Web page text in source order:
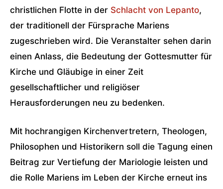
christlichen Flotte in der Schlacht von Lepanto,
der traditionell der Fürsprache Mariens
zugeschrieben wird. Die Veranstalter sehen darin
einen Anlass, die Bedeutung der Gottesmutter für
Kirche und Gläubige in einer Zeit
gesellschaftlicher und religiöser
Herausforderungen neu zu bedenken.
Mit hochrangigen Kirchenvertretern, Theologen,
Philosophen und Historikern soll die Tagung einen
Beitrag zur Vertiefung der Mariologie leisten und
die Rolle Mariens im Leben der Kirche erneut ins